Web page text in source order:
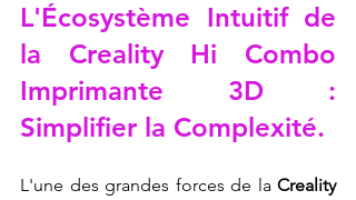
L'Écosystème Intuitif de
la Creality Hi Combo
Imprimante 3D :
Simplifier la Complexité.
L'une des grandes forces de la Creality